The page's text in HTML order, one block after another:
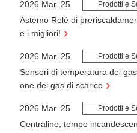
Astemo Relé di
e i migliori!
2026 Mar. 25 Prodotti e
Sensori di temperatura dei
one dei gas di scarico
2026 Mar. 25 Prodotti e
Centraline, tempo
2026 Mar. 25 Prodotti e